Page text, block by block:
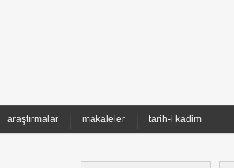
araştırmalar makaleler tarih-i kadim